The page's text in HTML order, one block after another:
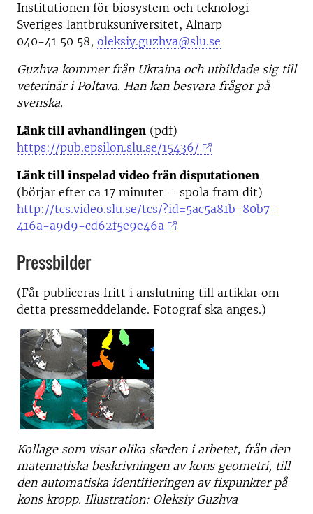
Institutionen för biosystem och teknologi
Sveriges lantbruksuniversitet, Alnarp
040-41 50 58, oleksiy.guzhva@slu.se
Guzhva kommer från Ukraina och utbildade sig till
veterinär i Poltava. Han kan besvara frågor på
svenska.
Länk till avhandlingen (pdf)
https://pub.epsilon.slu.se/15436/
Länk till inspelad video från disputationen
(börjar efter ca 17 minuter – spola fram dit)
http://tcs.video.slu.se/tcs/?id=5ac5a81b-80b7-
416a-a9d9-cd62f5e9e46a
Pressbilder
(Får publiceras fritt i anslutning till artiklar om
detta pressmeddelande. Fotograf ska anges.)
Kollage som visar olika skeden i arbetet, från den
matematiska beskrivningen av kons geometri, till
den automatiska identifieringen av fixpunkter på
kons kropp. Illustration: Oleksiy Guzhva